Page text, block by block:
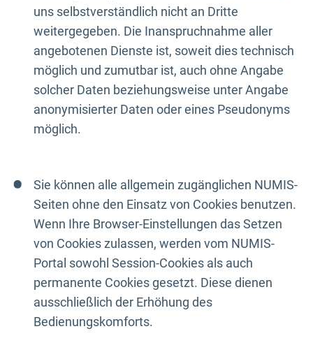
uns selbstverständlich nicht an Dritte
weitergegeben. Die Inanspruchnahme aller
angebotenen Dienste ist, soweit dies technisch
möglich und zumutbar ist, auch ohne Angabe
solcher Daten beziehungsweise unter Angabe
anonymisierter Daten oder eines Pseudonyms
möglich.
Sie können alle allgemein zugänglichen NUMIS-
Seiten ohne den Einsatz von Cookies benutzen.
Wenn Ihre Browser-Einstellungen das Setzen
von Cookies zulassen, werden vom NUMIS-
Portal sowohl Session-Cookies als auch
permanente Cookies gesetzt. Diese dienen
ausschließlich der Erhöhung des
Bedienungskomforts.